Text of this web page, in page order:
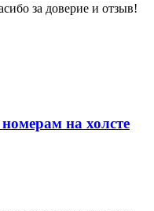
за доверие и отзыв!
на холсте